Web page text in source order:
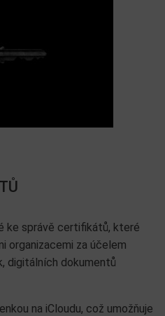
ke správě certifikátů, které
organizacemi za účelem
digitálních dokumentů
na iCloudu, což umožňuje